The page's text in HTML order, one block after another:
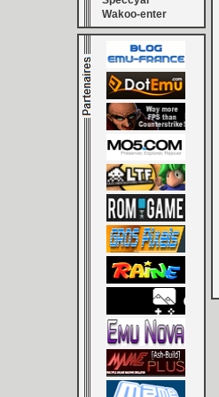
Wakoo-enter